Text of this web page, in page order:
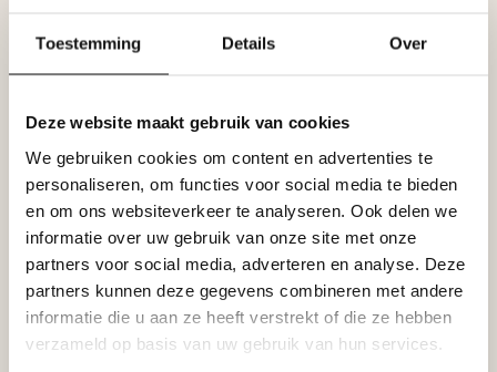
Toestemming Details Over
Deze website maakt gebruik van cookies
We gebruiken cookies om content en advertenties te
personaliseren, om functies voor social media te bieden
en om ons websiteverkeer te analyseren. Ook delen we
informatie over uw gebruik van onze site met onze
partners voor social media, adverteren en analyse. Deze
partners kunnen deze gegevens combineren met andere
informatie die u aan ze heeft verstrekt of die ze hebben
verzameld op basis van uw gebruik van hun services.
Specificaties
Leverancier
Tags
Gerelateerde producten
NMC Adefix lijmkoker 310 ml
Op voorraad
€8,95
BISON